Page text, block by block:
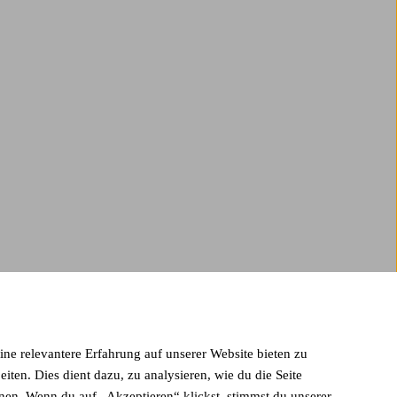
relevantere Erfahrung auf unserer Website bieten zu
Dies dient dazu, zu analysieren, wie du die Seite